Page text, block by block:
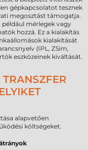
gépkapcsolatot tesznek
megosztást támogatja.
mérlegek vagy
hozzá. Ez a kialakítás
kialakítását
(IPL, ZSim,
eszközeinek kiváltását.
alapvetően
költségeket.